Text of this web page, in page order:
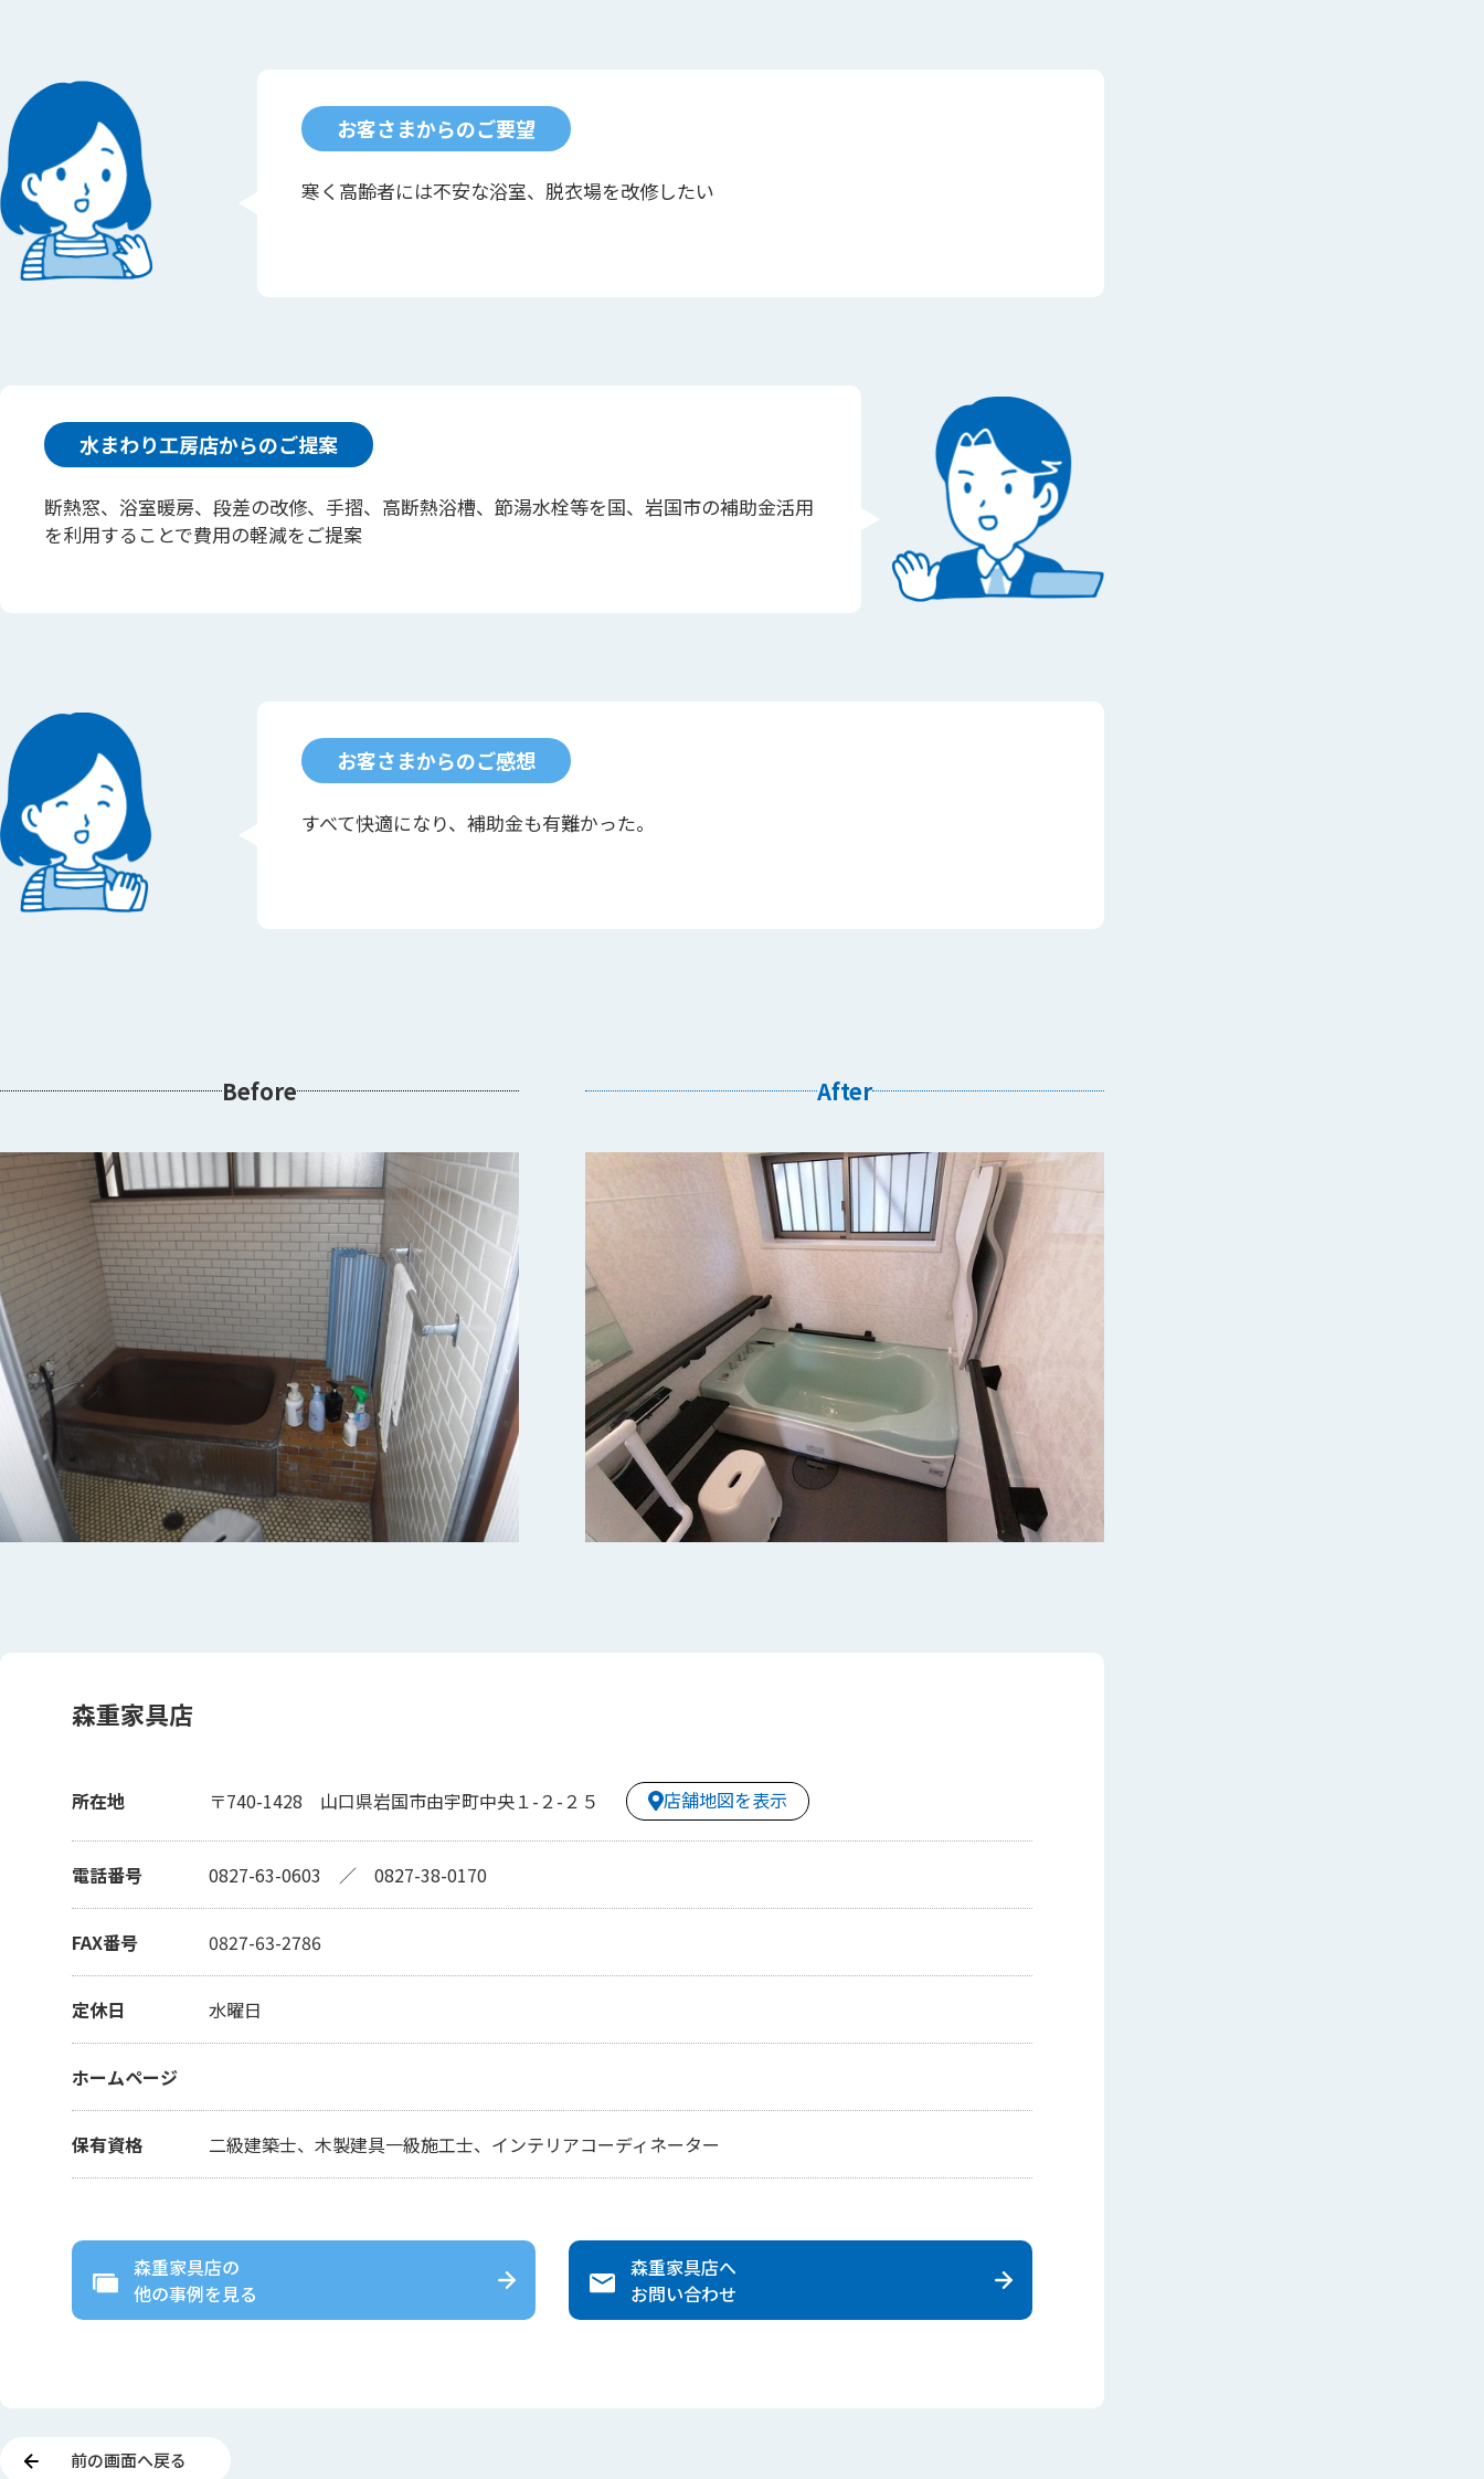
お客さまからのご要望
寒く高齢者には不安な浴室、脱衣場を改修したい
水まわり工房店からのご提案
断熱窓、浴室暖房、段差の改修、手摺、高断熱浴槽、節湯水栓等を国、岩国市の補助金活用
を利用することで費用の軽減をご提案
お客さまからのご感想
すべて快適になり、補助金も有難かった。
Before After
森重家具店
所在地 〒740-1428 山口県岩国市由宇町中央１-２-２５ 店舗地図を表示
電話番号 0827-63-0603 ／ 0827-38-0170
FAX番号 0827-63-2786
定休日 水曜日
ホームページ
保有資格 二級建築士、木製建具一級施工士、インテリアコーディネーター
森重家具店の
他の事例を見る
森重家具店へ
お問い合わせ
前の画面へ戻る